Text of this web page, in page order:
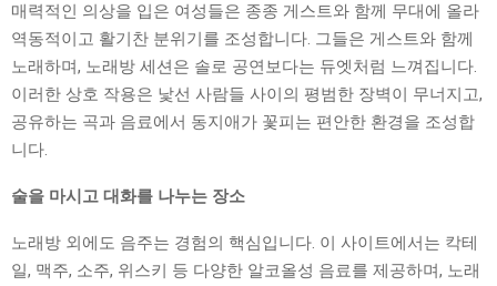
매력적인 의상을 입은 여성들은 종종 게스트와 함께 무대에 올라
역동적이고 활기찬 분위기를 조성합니다. 그들은 게스트와 함께
노래하며, 노래방 세션은 솔로 공연보다는 듀엣처럼 느껴집니다.
이러한 상호 작용은 낯선 사람들 사이의 평범한 장벽이 무너지고,
공유하는 곡과 음료에서 동지애가 꽃피는 편안한 환경을 조성합
니다.
술을 마시고 대화를 나누는 장소
노래방 외에도 음주는 경험의 핵심입니다. 이 사이트에서는 칵테
일, 맥주, 소주, 위스키 등 다양한 알코올성 음료를 제공하며, 노래